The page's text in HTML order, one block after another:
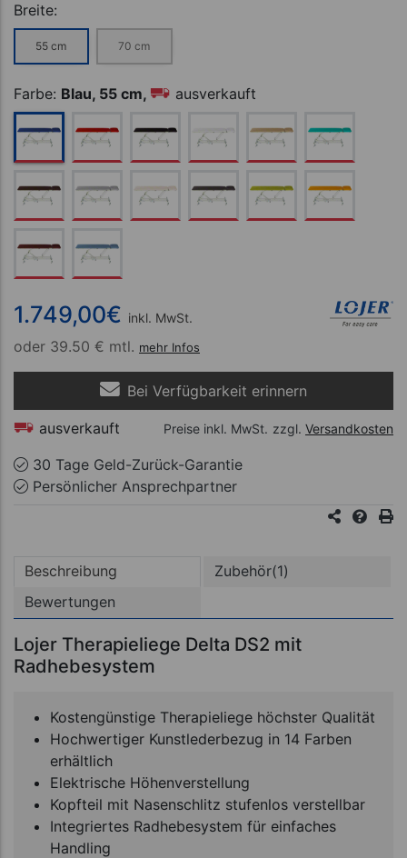
Breite:
55 cm 70 cm
Farbe: Blau, 55 cm, ausverkauft
1.749,00€ inkl. MwSt.
oder 39.50 € mtl. mehr Infos
Bei Verfügbarkeit erinnern
ausverkauft Preise inkl. MwSt. zzgl. Versandkosten
30 Tage Geld-Zurück-Garantie
Persönlicher Ansprechpartner
Beschreibung
Zubehör(1)
Bewertungen
Lojer Therapieliege Delta DS2 mit
Radhebesystem
Kostengünstige Therapieliege höchster Qualität
Hochwertiger Kunstlederbezug in 14 Farben
erhältlich
Elektrische Höhenverstellung
Kopfteil mit Nasenschlitz stufenlos verstellbar
Integriertes Radhebesystem für einfaches
Handling